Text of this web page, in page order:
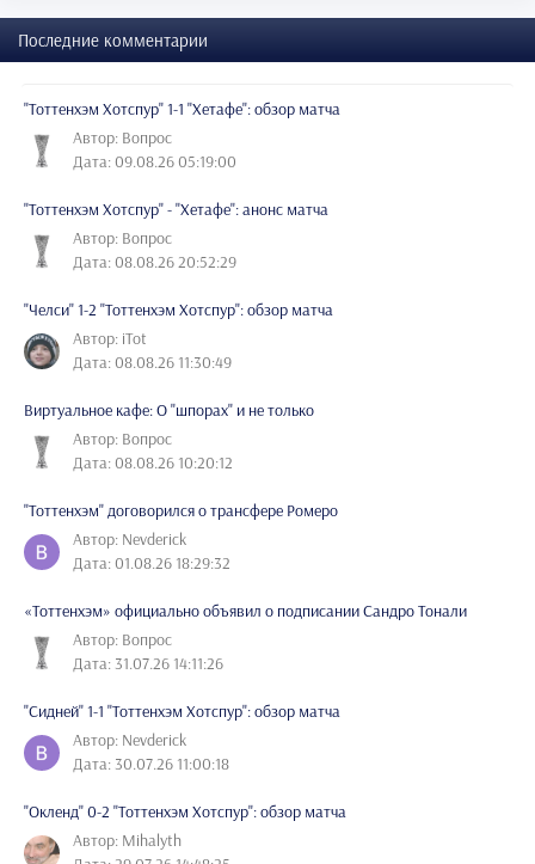
Последние комментарии
"Тоттенхэм Хотспур" 1-1 "Хетафе": обзор матча
Автор: Вопрос
Дата: 09.08.26 05:19:00
"Тоттенхэм Хотспур" - "Хетафе": анонс матча
Автор: Вопрос
Дата: 08.08.26 20:52:29
"Челси" 1-2 "Тоттенхэм Хотспур": обзор матча
Автор: iTot
Дата: 08.08.26 11:30:49
Виртуальное кафе: О "шпорах" и не только
Автор: Вопрос
Дата: 08.08.26 10:20:12
"Тоттенхэм" договорился о трансфере Ромеро
Автор: Nevderick
Дата: 01.08.26 18:29:32
«Тоттенхэм» официально объявил о подписании Сандро Тонали
Автор: Вопрос
Дата: 31.07.26 14:11:26
"Сидней" 1-1 "Тоттенхэм Хотспур": обзор матча
Автор: Nevderick
Дата: 30.07.26 11:00:18
"Окленд" 0-2 "Тоттенхэм Хотспур": обзор матча
Автор: Mihalyth